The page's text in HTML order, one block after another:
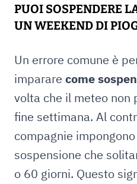
PUOI SOSPENDERE
UN WEEKEND DI
Un errore comune è
imparare come
volta che il meteo non
fine settimana. Al
compagnie
sospensione che
o 60 giorni. Questo